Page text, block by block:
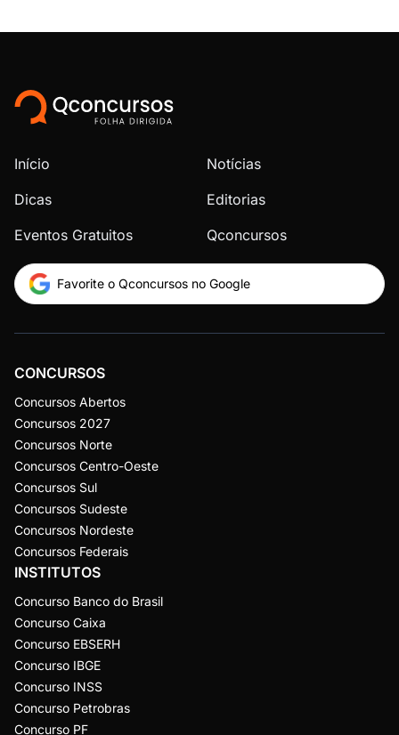
Início
Notícias
Dicas
Editorias
Eventos Gratuitos
Qconcursos
Favorite o Qconcursos no Google
CONCURSOS
Concursos Abertos
Concursos 2027
Concursos Norte
Concursos Centro-Oeste
Concursos Sul
Concursos Sudeste
Concursos Nordeste
Concursos Federais
INSTITUTOS
Concurso Banco do Brasil
Concurso Caixa
Concurso EBSERH
Concurso IBGE
Concurso INSS
Concurso Petrobras
Concurso PF